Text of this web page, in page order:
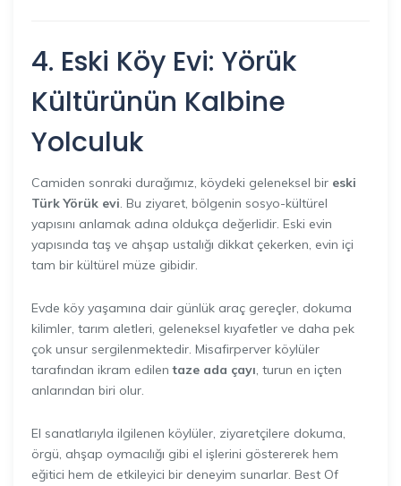
4. Eski Köy Evi: Yörük
Kültürünün Kalbine
Yolculuk
Camiden sonraki durağımız, köydeki geleneksel bir eski
Türk Yörük evi. Bu ziyaret, bölgenin sosyo-kültürel
yapısını anlamak adına oldukça değerlidir. Eski evin
yapısında taş ve ahşap ustalığı dikkat çekerken, evin içi
tam bir kültürel müze gibidir.
Evde köy yaşamına dair günlük araç gereçler, dokuma
kilimler, tarım aletleri, geleneksel kıyafetler ve daha pek
çok unsur sergilenmektedir. Misafirperver köylüler
tarafından ikram edilentaze ada çayı, turun en içten
anlarından biri olur.
El sanatlarıyla ilgilenen köylüler, ziyaretçilere dokuma,
örgü, ahşap oymacılığı gibi el işlerini göstererek hem
eğitici hem de etkileyici bir deneyim sunarlar. Best Of